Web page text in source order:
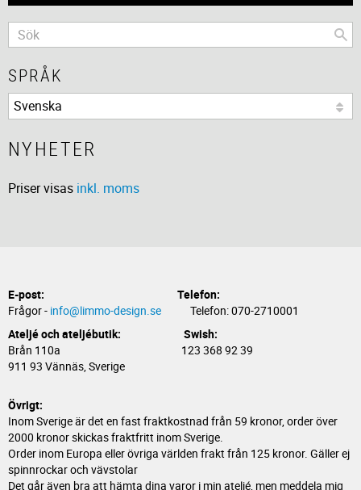
SPRÅK
NYHETER
Priser visas inkl. moms
E-post:
Telefon:
Frågor - info@limmo-design.se Telefon: 070-2710001
Ateljé och ateljébutik: Swish:
Brån 110a 123 368 92 39
911 93 Vännäs, Sverige
Övrigt:
Inom Sverige är det en fast fraktkostnad från 59 kronor, order över
2000 kronor skickas fraktfritt inom Sverige.
Order inom Europa eller övriga världen frakt från 125 kronor. Gäller ej
spinnrockar och vävstolar
Det går även bra att hämta dina varor i min ateljé, men meddela mig